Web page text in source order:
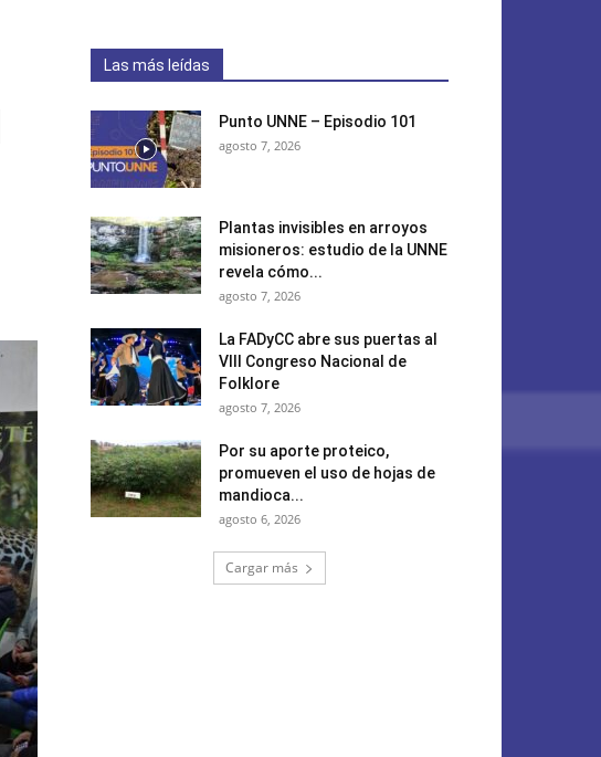
Las más leídas
Punto UNNE – Episodio 101
agosto 7, 2026
Plantas invisibles en arroyos
misioneros: estudio de la UNNE
revela cómo...
agosto 7, 2026
La FADyCC abre sus puertas al
VIII Congreso Nacional de
Folklore
agosto 7, 2026
Por su aporte proteico,
promueven el uso de hojas de
mandioca...
agosto 6, 2026
Cargar más